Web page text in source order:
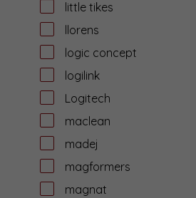
little tikes
llorens
logic concept
logilink
Logitech
maclean
madej
magformers
magnat